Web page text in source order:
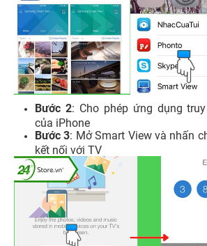
Bước 2: Cho phép ứng dụng
của iPhone
Bước 3: Mở Smart View và nhấn
kết nối với TV